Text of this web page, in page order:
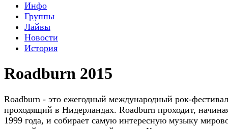
Инфо
Группы
Лайвы
Новости
История
Roadburn 2015
Roadburn - это ежегодный международный рок-
проходящий в Нидерландах. Roadburn проходит,
1999 года, и собирает самую интересную музыку